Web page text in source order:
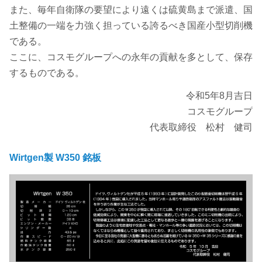
また、毎年自衛隊の要望により遠くは硫黄島まで派遣、国
土整備の一端を力強く担っている誇るべき国産小型切削機
である。
ここに、コスモグループへの永年の貢献を多として、保存
するものである。
令和5年8月吉日
コスモグループ
代表取締役 松村 健司
Wirtgen製 W350 銘板